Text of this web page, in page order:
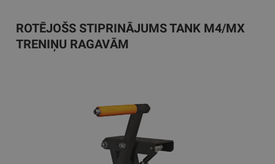
ROTĒJOŠS STIPRINĀJUMS TANK M4/MX
TRENIŅU RAGAVĀM